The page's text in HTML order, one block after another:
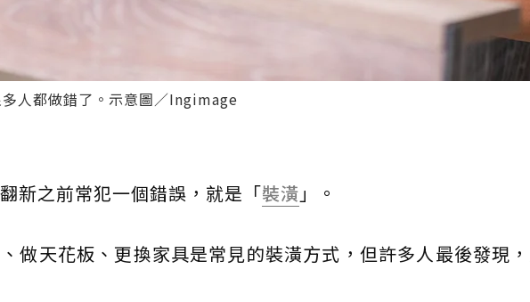
人都做錯了。示意圖／Ingimage
翻新之前常犯一個錯誤，就是「裝潢 」。
做天花板、更換家具是常見的裝潢方式，但許多人最後發現